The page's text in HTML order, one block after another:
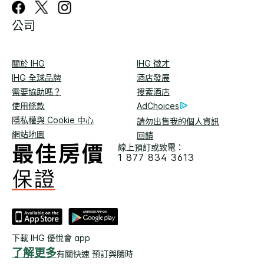
公司
關於 IHG
IHG 徵才
IHG 全球品牌
酒店發展
需要協助嗎？
搜索酒店
使用條款
AdChoices
隱私權與 Cookie 中心
請勿出售我的個人資訊
網站地圖
回饋
線上預訂或致電：
1 877 834 3613
下載 IHG 優悅會 app
了解更多有關快速 預訂與隨時